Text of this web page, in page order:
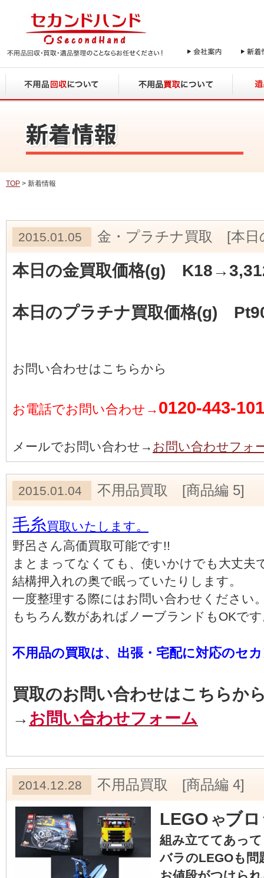
TOP > 新着情報
2015.01.05 金・プラチナ買取 [本日
本日の金買取価格(g)
本日のプラチナ買取価格(g)
お問い合わせはこちらから
お電話でお問い合わせ→ 0120-443-101
メールでお問い合わせ→ お問い合わせフォ
2015.01.04 不用品買取 [商品編 5]
毛糸買取いたします。
野呂さん高価買取可能です!!
まとまってなくても、使いかけでも大丈夫
結構押入れの奥で眠っていたりします。
一度整理する際にはお問い合わせください
もちろん数があればノーブランドもOKで
不用品の買取は、出張・宅配に対応のセ
買取のお問い合わせはこちらか
→ お問い合わせフォーム
2014.12.28 不用品買取 [商品編 4]
LEGO やブ
組み立ててあっ
バラのLEGOも問